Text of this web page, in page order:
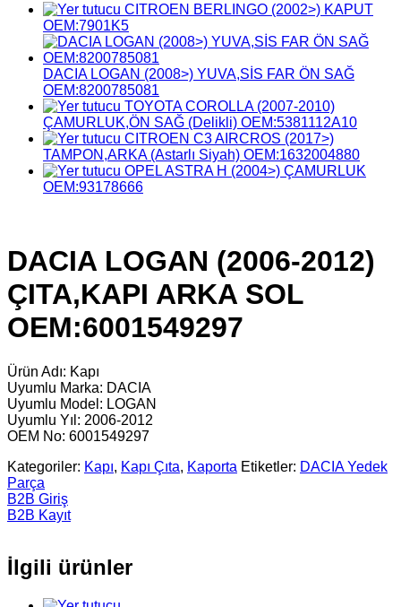
CITROEN BERLINGO (2002>) KAPUT
OEM:7901K5
DACIA LOGAN (2008>) YUVA,SİS FAR ÖN SAĞ
OEM:8200785081
TOYOTA COROLLA (2007-2010)
ÇAMURLUK,ÖN SAĞ (Delikli) OEM:5381112A10
CITROEN C3 AIRCROS (2017>)
TAMPON,ARKA (Astarlı Siyah) OEM:1632004880
OPEL ASTRA H (2004>) ÇAMURLUK
OEM:93178666
DACIA LOGAN (2006-2012)
ÇITA,KAPI ARKA SOL
OEM:6001549297
Ürün Adı: Kapı
Uyumlu Marka: DACIA
Uyumlu Model: LOGAN
Uyumlu Yıl: 2006-2012
OEM No: 6001549297
Kategoriler: Kapı, Kapı Çıta, Kaporta Etiketler: DACIA Yedek
Parça
B2B Giriş
B2B Kayıt
İlgili ürünler